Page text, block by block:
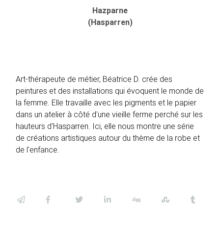
Art-thérapeute de métier, Béatrice D. crée des
peintures et des installations qui évoquent le monde de
la femme. Elle travaille avec les pigments et le papier
dans un atelier à côté d'une vieille ferme perché sur les
hauteurs d'Hasparren. Ici, elle nous montre une série
de créations artistiques autour du thème de la robe et
de l'enfance.
Hazparne
(Hasparren)